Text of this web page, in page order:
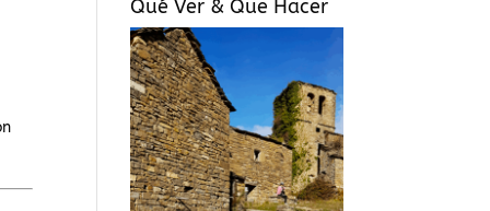
Qué Ver & Que Hacer